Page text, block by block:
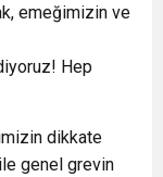
emeğimizin ve
Hep
dikkate
genel grevin